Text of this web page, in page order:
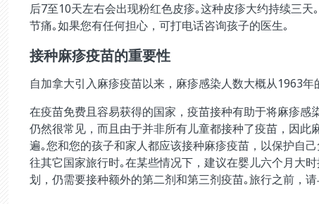
后7至10天左右会出现粉红色皮疹｡这种皮疹大约持续三
节痛｡如果您有任何担心，可打电话咨询孩子的医生｡
接种麻疹疫苗的重要性
自加拿大引入麻疹疫苗以来，麻疹感染人数大概从1963
在疫苗免费且容易获得的国家，疫苗接种有助于将麻疹
仍然很常见，而且由于并非所有儿童都接种了疫苗，因
遍｡您和您的孩子和家人都应该接种麻疹疫苗，以保护自
往其它国家旅行时｡在某些情况下，建议在婴儿六个月大
划，仍需要接种额外的第二剂和第三剂疫苗｡旅行之前，